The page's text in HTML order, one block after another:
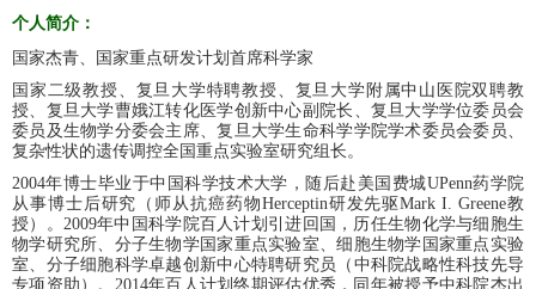
个人简介：
国家杰青、国家重点研发计划首席科学家
国家二级教授、复旦大学特聘教授、复旦大学附属中山医院双聘教
授、复旦大学曹娥江转化医学创新中心副院长、复旦大学学位委员会
委员及生物学分委会主席、复旦大学生命科学学院学术委员会委员、
复杂性状的遗传调控全国重点实验室研究组长。
2004年博士毕业于中国科学技术大学，随后赴美国费城UPenn药学院
从事博士后研究（师从抗癌药物Herceptin研发先驱Mark I. Greene教
授）。 2009年中国科学院百人计划引进回国，历任生物化学与细胞生
物学研究所、分子生物学国家重点实验室、细胞生物学国家重点实验
室、分子细胞科学卓越创新中心特聘研究员（中科院战略性科技先导
专项资助）。 2014年百人计划终期评估优秀，同年被授予中科院杰出